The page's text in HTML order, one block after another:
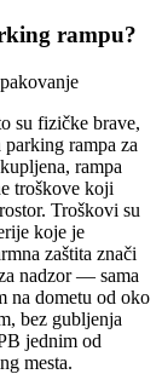
rampu?
su fizičke brave,
rampa za
rampa
troškove koji
Troškovi su
koje je
zaštita znači
nadzor — sama
na dometu od oko
bez gubljenja
jednim od
mesta.